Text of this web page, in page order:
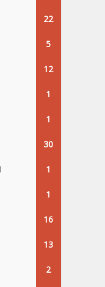
22
5
12
1
1
30
1
1
16
13
2